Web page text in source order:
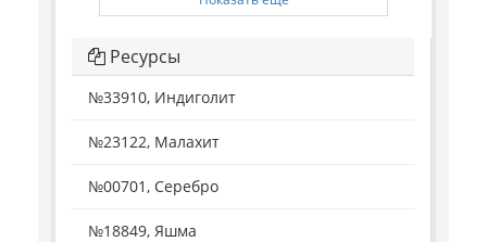
Ресурсы
№33910, Индиголит
№23122, Малахит
№00701, Серебро
№18849, Яшма